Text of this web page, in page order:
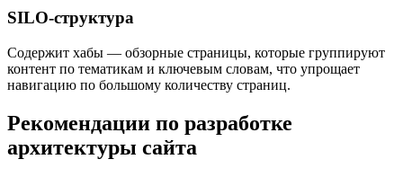
SILO-структура
Содержит хабы — обзорные страницы, которые группируют
контент по тематикам и ключевым словам, что упрощает
навигацию по большому количеству страниц.
Рекомендации по разработке
архитектуры сайта